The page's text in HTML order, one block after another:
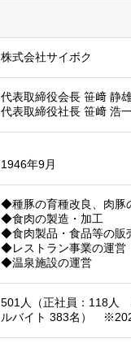
株式会社サイボク
代表取締役会長 笹﨑 静
代表取締役社長 笹﨑 浩
1946年9月
◆種豚の育種改良、肉豚
◆食肉の製造・加工
◆食肉製品・食品等の販
◆レストラン事業の運営
◆温泉施設の運営
501人（正社員：118人
ルバイト 383名）